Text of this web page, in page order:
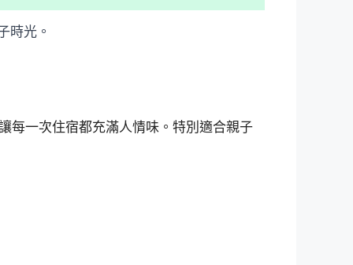
時光。
每一次住宿都充滿人情味。特別適合親子